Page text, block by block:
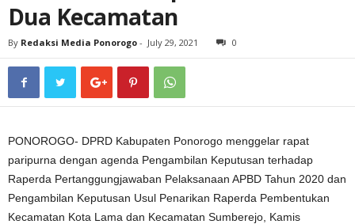
Dua Kecamatan
By Redaksi Media Ponorogo - July 29, 2021 0
PONOROGO- DPRD Kabupaten Ponorogo menggelar rapat
paripurna dengan agenda Pengambilan Keputusan terhadap
Raperda Pertanggungjawaban Pelaksanaan APBD Tahun 2020 dan
Pengambilan Keputusan Usul Penarikan Raperda Pembentukan
Kecamatan Kota Lama dan Kecamatan Sumberejo, Kamis